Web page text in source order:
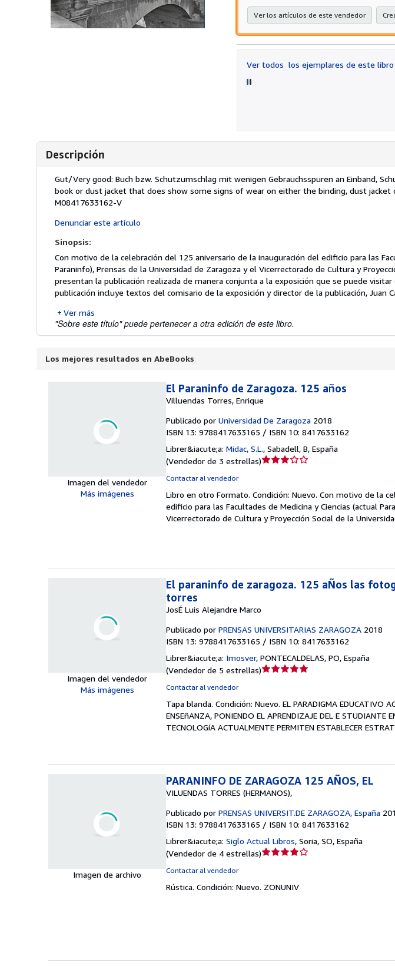
Ver los artículos de este vendedor
Ver todos los ejemplares de este libro
Descripción
Descripción:
Gut/Very good: Buch bzw. Schutzumschlag mit wenigen Gebrauchsspuren an Einband,
book or dust jacket that does show some signs of wear on either the binding, dust jacket
M08417633162-V
Denunciar este artículo
Sinopsis:
Con motivo de la celebración del 125 aniversario de la inauguración del edificio para las
Paraninfo), Prensas de la Universidad de Zaragoza y el Vicerrectorado de Cultura y
presentan la publicación realizada de manera conjunta a la exposición que se puede visitar
publicación incluye textos del comisario de la exposición y director de la publicación, Juan
Ver más
"Sobre este título" puede pertenecer a otra edición de este libro.
Los mejores resultados en AbeBooks
Imagen del vendedor
Más imágenes
El Paraninfo de Zaragoza. 125 años
Villuendas Torres, Enrique
Publicado por Universidad De Zaragoza 2018
ISBN 13: 9788417633165 / ISBN 10: 8417633162
Librer&iacute;a: Midac, S.L., Sabadell, B, España
(Vendedor de 3 estrellas)Calificación
3
de
5
Contactar al vendedor
Libro en otro Formato. Condición: Nuevo. Con motivo de la
edificio para las Facultades de Medicina y Ciencias (actual
Vicerrectorado de Cultura y Proyección Social de la
Imagen del vendedor
Más imágenes
El paraninfo de zaragoza. 125 aÑos las
torres
JosÉ Luis Alejandre Marco
Publicado por PRENSAS UNIVERSITARIAS ZARAGOZA 2018
ISBN 13: 9788417633165 / ISBN 10: 8417633162
Librer&iacute;a: Imosver, PONTECALDELAS, PO, España
(Vendedor de 5 estrellas)Calificación
5
de
5
Contactar al vendedor
Tapa blanda. Condición: Nuevo. EL PARADIGMA EDUCATIVO
ENSEñANZA, PONIENDO EL APRENDIZAJE DEL E STUDIANTE
TECNOLOGíA ACTUALMENTE PERMITEN ESTABLECER
Imagen de archivo
PARANINFO DE ZARAGOZA 125 AÑOS, EL
VILUENDAS TORRES (HERMANOS),
Publicado por PRENSAS UNIVERSIT.DE ZARAGOZA, España
ISBN 13: 9788417633165 / ISBN 10: 8417633162
Librer&iacute;a: Siglo Actual Libros, Soria, SO, España
(Vendedor de 4 estrellas)Calificación
4
Contactar al vendedor
Rústica. Condición: Nuevo. ZONUNIV